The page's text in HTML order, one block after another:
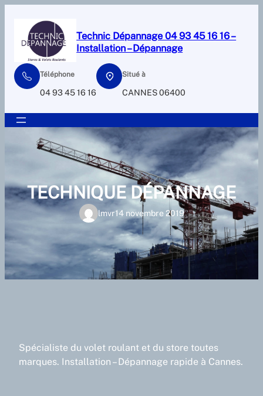
contenu
Technic Dépannage 04 93 45 16 16 –
Installation – Dépannage
Téléphone
04 93 45 16 16
Situé à
CANNES 06400
TECHNIQUE DÉPANNAGE
lmvr14 novembre 2019
Spécialiste du volet roulant et du store toutes
marques. Installation – Dépannage rapide à Cannes.